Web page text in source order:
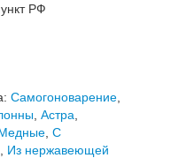
РФ
Самогоноварение
Астра
С
Из нержавеющей